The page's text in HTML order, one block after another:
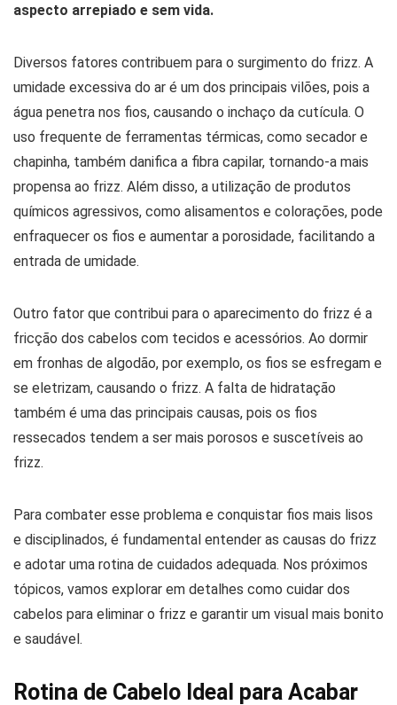
aspecto arrepiado e sem vida.
Diversos fatores contribuem para o surgimento do frizz. A
umidade excessiva do ar é um dos principais vilões, pois a
água penetra nos fios, causando o inchaço da cutícula. O
uso frequente de ferramentas térmicas, como secador e
chapinha, também danifica a fibra capilar, tornando-a mais
propensa ao frizz. Além disso, a utilização de produtos
químicos agressivos, como alisamentos e colorações, pode
enfraquecer os fios e aumentar a porosidade, facilitando a
entrada de umidade.
Outro fator que contribui para o aparecimento do frizz é a
fricção dos cabelos com tecidos e acessórios. Ao dormir
em fronhas de algodão, por exemplo, os fios se esfregam e
se eletrizam, causando o frizz. A falta de hidratação
também é uma das principais causas, pois os fios
ressecados tendem a ser mais porosos e suscetíveis ao
frizz.
Para combater esse problema e conquistar fios mais lisos
e disciplinados, é fundamental entender as causas do frizz
e adotar uma rotina de cuidados adequada. Nos próximos
tópicos, vamos explorar em detalhes como cuidar dos
cabelos para eliminar o frizz e garantir um visual mais bonito
e saudável.
Rotina de Cabelo Ideal para Acabar